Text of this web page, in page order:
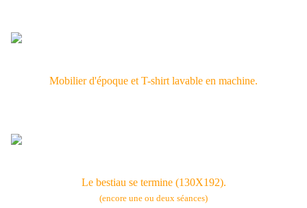
Mobilier d'époque et T-shirt lavable en machine.
Le bestiau se termine (130X192).
(encore une ou deux séances)